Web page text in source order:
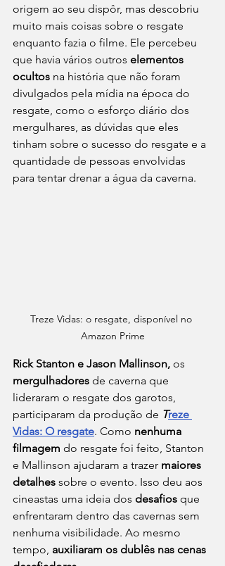
origem ao seu dispôr, mas descobriu
muito mais coisas sobre o resgate
enquanto fazia o filme. Ele percebeu
que havia vários outros elementos
ocultos na história que não foram
divulgados pela mídia na época do
resgate, como o esforço diário dos
mergulhares, as dúvidas que eles
tinham sobre o sucesso do resgate e a
quantidade de pessoas envolvidas
para tentar drenar a água da caverna.
Treze Vidas: o resgate, disponível no
Amazon Prime
Rick Stanton e Jason Mallinson, os
mergulhadores de caverna que
lideraram o resgate dos garotos,
participaram da produção de Treze
Vidas: O resgate. Como nenhuma
filmagem do resgate foi feito, Stanton
e Mallinson ajudaram a trazer maiores
detalhes sobre o evento. Isso deu aos
cineastas uma ideia dos desafios que
enfrentaram dentro das cavernas sem
nenhuma visibilidade. Ao mesmo
tempo, auxiliaram os dublês nas cenas